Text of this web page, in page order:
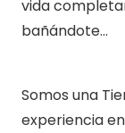
vida
bañándote…
Somos una
experiencia